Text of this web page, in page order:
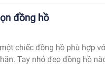
đồng hồ
chiếc đồng hồ phù hợp
Tay nhỏ đeo đồng hồ